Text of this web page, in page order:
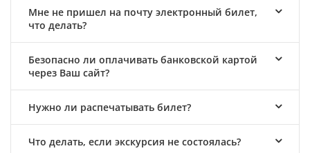
Мне не пришел на почту электронный билет,
что делать?
Безопасно ли оплачивать банковской картой
через Ваш сайт?
Нужно ли распечатывать билет?
Что делать, если экскурсия не состоялась?